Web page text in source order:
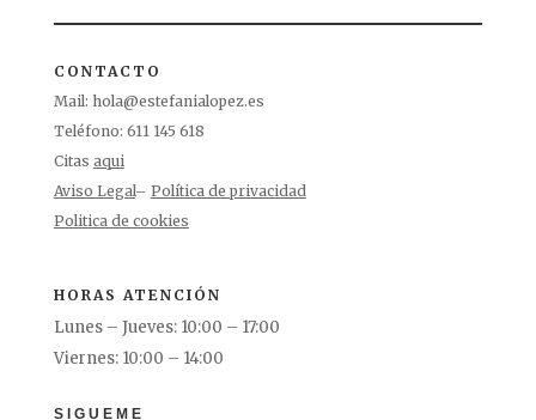
CONTACTO
Mail: hola@estefanialopez.es
Teléfono: 611 145 618
Citas aqui
Aviso Legal– Política de privacidad
Politica de cookies
HORAS ATENCIÓN
Lunes – Jueves: 10:00 – 17:00
Viernes: 10:00 – 14:00
SIGUEME